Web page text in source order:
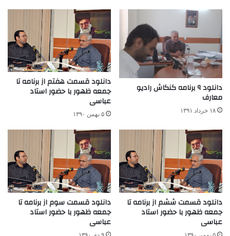
دانلود ۹ برنامه کنکاش رادیو
معارف
۱۸ خرداد ۱۳۹۱
دانلود قسمت هفتم از برنامه تا
جمعه ظهور با حضور استاد
عباسی
۵ بهمن ۱۳۹۰
دانلود قسمت ششم از برنامه تا
جمعه ظهور با حضور استاد
عباسی
دانلود قسمت سوم از برنامه تا
جمعه ظهور با حضور استاد
عباسی